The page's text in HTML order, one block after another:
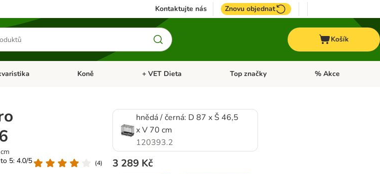
Kontaktujte nás Znovu objednat
Košík
menu: Ptáci Otevřít menu: Akvaristika
Koně Otevřít menu: Koně
+ VET Dieta Otevřít menu: + VET Dieta
Top značky Otevřít menu: Top
% Akce
5: 4.0/5
(4)
hnědá / černá: D 87 x Š 46,5
x V 70 cm
120393.2
3 289 Kč